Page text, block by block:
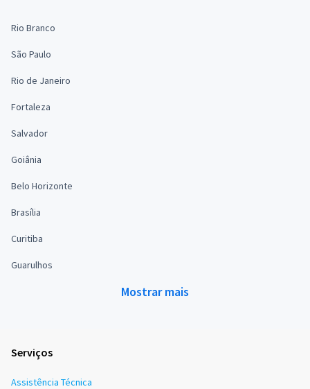
Rio Branco
São Paulo
Rio de Janeiro
Fortaleza
Salvador
Goiânia
Belo Horizonte
Brasília
Curitiba
Guarulhos
Mostrar mais
Serviços
Assistência Técnica